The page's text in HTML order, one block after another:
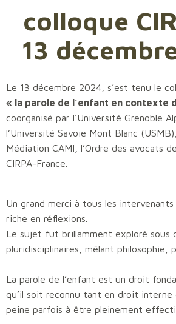
colloque
13
Le 13 décembre 2024, s’est tenu le
« la parole de l’enfant en contexte
coorganisé par l’Université Grenoble
l’Université Savoie Mont Blanc
Médiation CAMI, l’Ordre des avocats
CIRPA-France.
Un grand merci à tous les
riche en réflexions.
Le sujet fut brillamment exploré sous
pluridisciplinaires, mêlant philosophie,
La parole de l’enfant est un droit
qu’il soit reconnu tant en droit interne
peine parfois à être pleinement